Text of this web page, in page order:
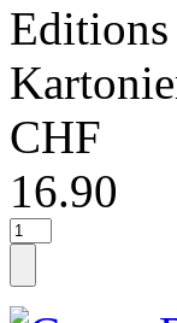
CHF
16.90